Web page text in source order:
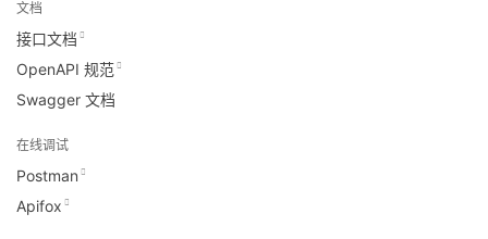
文档
接口文档
OpenAPI 规范
Swagger 文档
在线调试
Postman
Apifox